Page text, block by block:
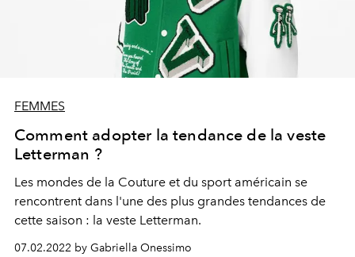
FEMMES
Comment adopter la tendance de la veste
Letterman ?
Les mondes de la Couture et du sport américain se
rencontrent dans l'une des plus grandes tendances de
cette saison : la veste Letterman.
07.02.2022 by Gabriella Onessimo